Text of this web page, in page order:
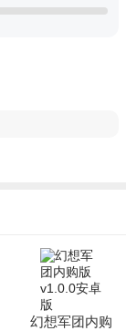
幻想军团内购